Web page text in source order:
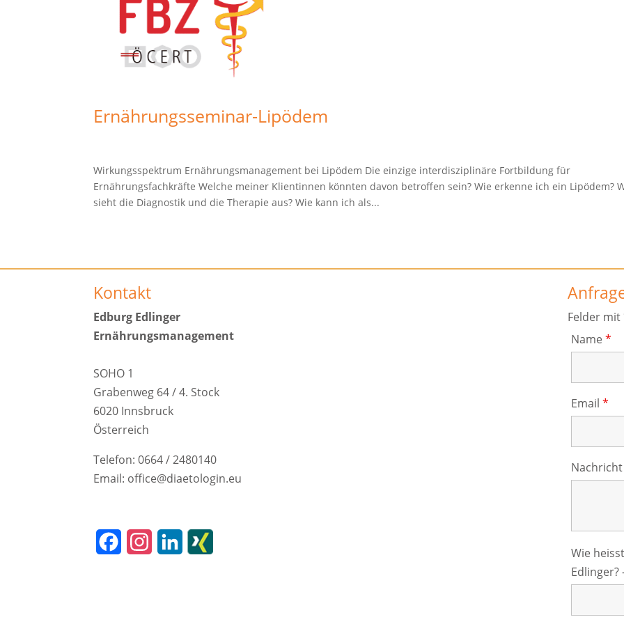
Ernährungsseminar-Lipödem
Wirkungsspektrum Ernährungsmanagement bei Lipödem Die einzige interdisziplinäre Fortbildung für
Ernährungsfachkräfte Welche meiner Klientinnen könnten davon betroffen sein? Wie erkenne ich ein Lipödem?
sieht die Diagnostik und die Therapie aus? Wie kann ich als...
Kontakt
Edburg Edlinger
Ernährungsmanagement
SOHO 1
Grabenweg 64 / 4. Stock
6020 Innsbruck
Österreich
Telefon: 0664 / 2480140
Email: office@diaetologin.eu
Felder
Name*
Email*
Wie